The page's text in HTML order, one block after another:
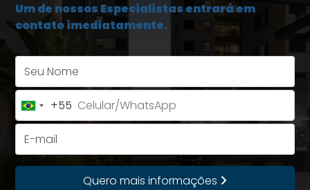
Um de nossos Especialistas entrará em
contato imediatamente.
Brazil
+55
+55
Quero mais informações